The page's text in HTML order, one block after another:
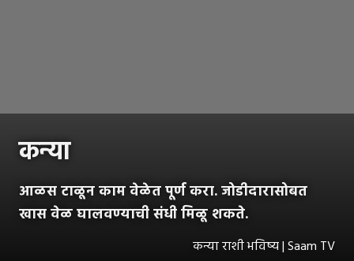
कन्या
आळस टाळून काम वेळेत पूर्ण करा. जोडीदारासोबत
खास वेळ घालवण्याची संधी मिळू शकते.
कन्या राशी भविष्य | Saam TV